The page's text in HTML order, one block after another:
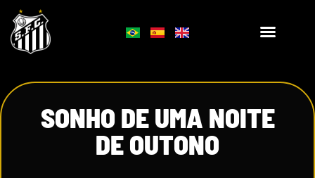
SONHO DE UMA NOITE
DE OUTONO